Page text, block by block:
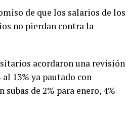
de que los salarios de los
no pierdan contra la
acordaron una revisión
13% ya pautado con
de 2% para enero, 4%